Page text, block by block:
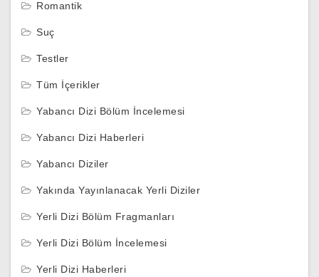
Romantik
Suç
Testler
Tüm İçerikler
Yabancı Dizi Bölüm İncelemesi
Yabancı Dizi Haberleri
Yabancı Diziler
Yakında Yayınlanacak Yerli Diziler
Yerli Dizi Bölüm Fragmanları
Yerli Dizi Bölüm İncelemesi
Yerli Dizi Haberleri